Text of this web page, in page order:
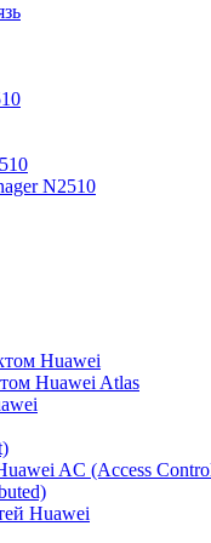
N2510
Huawei
Huawei Atlas
AC (Access
Huawei